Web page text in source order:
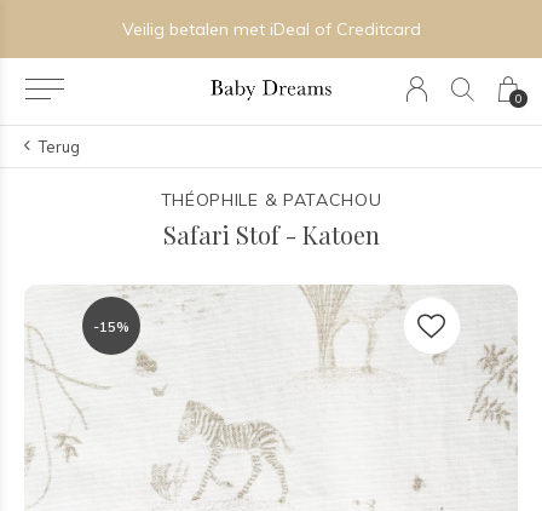
0
Veilig betalen met iDeal of Creditcard
Terug
THÉOPHILE & PATACHOU
Safari Stof - Katoen
-15%